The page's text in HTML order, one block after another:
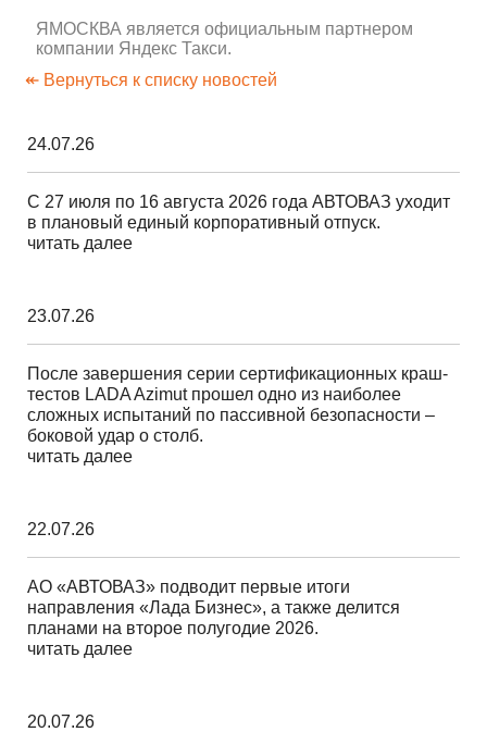
ЯМОСКВА является официальным партнером
компании Яндекс Такси.
↞ Вернуться к списку новостей
24.07.26
С 27 июля по 16 августа 2026 года АВТОВАЗ уходит
в плановый единый корпоративный отпуск.
читать далее
23.07.26
После завершения серии сертификационных краш-
тестов LADA Azimut прошел одно из наиболее
сложных испытаний по пассивной безопасности –
боковой удар о столб.
читать далее
22.07.26
АО «АВТОВАЗ» подводит первые итоги
направления «Лада Бизнес», а также делится
планами на второе полугодие 2026.
читать далее
20.07.26